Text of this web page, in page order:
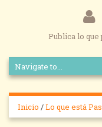
Publica lo que
Inicio /Lo que está